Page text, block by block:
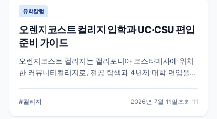
유학칼럼
오렌지코스트 컬리지 입학과 UC·CSU 편입
준비 가이드
오렌지코스트 컬리지는 캘리포니아 코스타메사에 위치
한 커뮤니티컬리지로, 전공 탐색과 4년제 대학 편입을
#컬리지 2026년 7월 11일조회 11